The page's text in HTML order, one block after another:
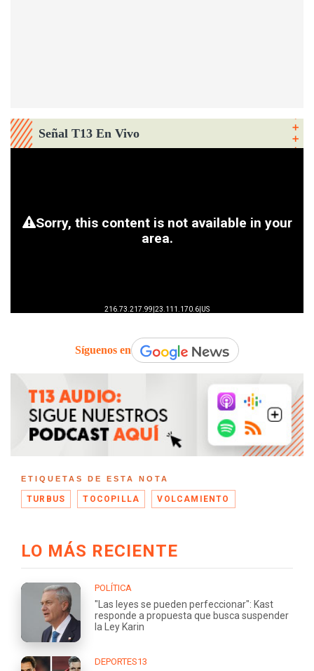
Señal T13 En Vivo
Síguenos en
ETIQUETAS DE ESTA NOTA
TURBUS TOCOPILLA VOLCAMIENTO
LO MÁS RECIENTE
POLÍTICA
"Las leyes se pueden perfeccionar": Kast
responde a propuesta que busca suspender
la Ley Karin
DEPORTES13